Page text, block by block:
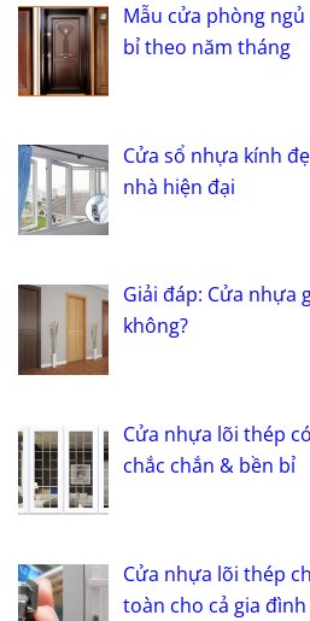
Mẫu cửa phòng
bỉ theo năm tháng
Cửa sổ nhựa kính
nhà hiện đại
Giải đáp: Cửa nhựa
không?
Cửa nhựa lõi thép
chắc chắn & bền bỉ
Cửa nhựa lõi thép
toàn cho cả gia đình